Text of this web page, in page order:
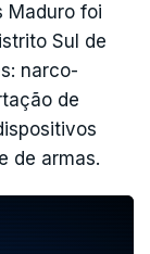
Maduro foi
Sul de
narco-
de
de armas.